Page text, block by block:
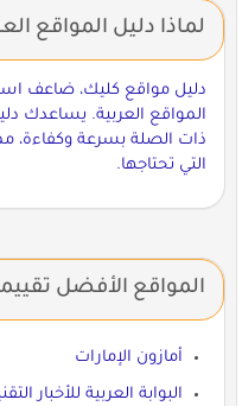
لماذا دليل المواقع
دليل مواقع كليك، ضاعف
المواقع العربية. يساعدك
ذات الصلة بسرعة وكفاءة،
التي تحتاجها.
المواقع الأفضل
أمازون الإمارات
البوابة العربية للأخبار